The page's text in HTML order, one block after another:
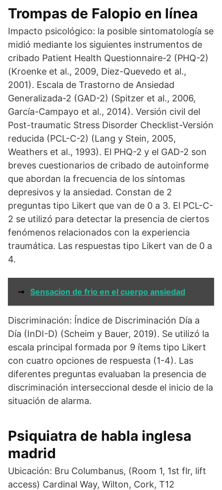
Trompas de Falopio en línea
Impacto psicológico: la posible sintomatología se
midió mediante los siguientes instrumentos de
cribado Patient Health Questionnaire-2 (PHQ-2)
(Kroenke et al., 2009, Diez-Quevedo et al.,
2001). Escala de Trastorno de Ansiedad
Generalizada-2 (GAD-2) (Spitzer et al., 2006,
García-Campayo et al., 2014). Versión civil del
Post-traumatic Stress Disorder Checklist-Versión
reducida (PCL-C-2) (Lang y Stein, 2005,
Weathers et al., 1993). El PHQ-2 y el GAD-2 son
breves cuestionarios de cribado de autoinforme
que abordan la frecuencia de los síntomas
depresivos y la ansiedad. Constan de 2
preguntas tipo Likert que van de 0 a 3. El PCL-C-
2 se utilizó para detectar la presencia de ciertos
fenómenos relacionados con la experiencia
traumática. Las respuestas tipo Likert van de 0 a
4.
➞ Sensacion de frio en el cuerpo ansiedad
Discriminación: Índice de Discriminación Día a
Día (InDI-D) (Scheim y Bauer, 2019). Se utilizó la
escala principal formada por 9 ítems tipo Likert
con cuatro opciones de respuesta (1-4). Las
diferentes preguntas evaluaban la presencia de
discriminación interseccional desde el inicio de la
situación de alarma.
Psiquiatra de habla inglesa
madrid
Ubicación: Bru Columbanus, (Room 1, 1st flr, lift
access) Cardinal Way, Wilton, Cork, T12